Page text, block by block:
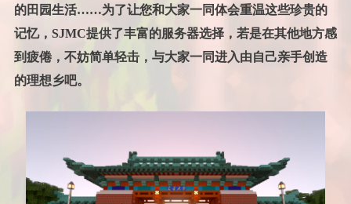
的田园生活……为了让您和大家一同体会重温这些珍贵的
记忆，SJMC提供了丰富的服务器选择，若是在其他地方感
到疲倦，不妨简单轻击，与大家一同进入由自己亲手创造
的理想乡吧。